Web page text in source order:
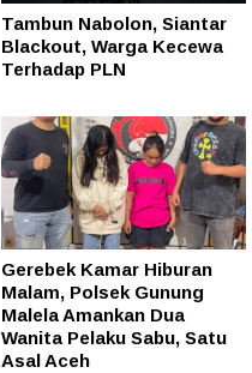
Tambun Nabolon, Siantar
Blackout, Warga Kecewa
Terhadap PLN
Gerebek Kamar Hiburan
Malam, Polsek Gunung
Malela Amankan Dua
Wanita Pelaku Sabu, Satu
Asal Aceh